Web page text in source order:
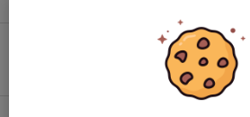
SIF/SAIF Svart - Gammelstads IF